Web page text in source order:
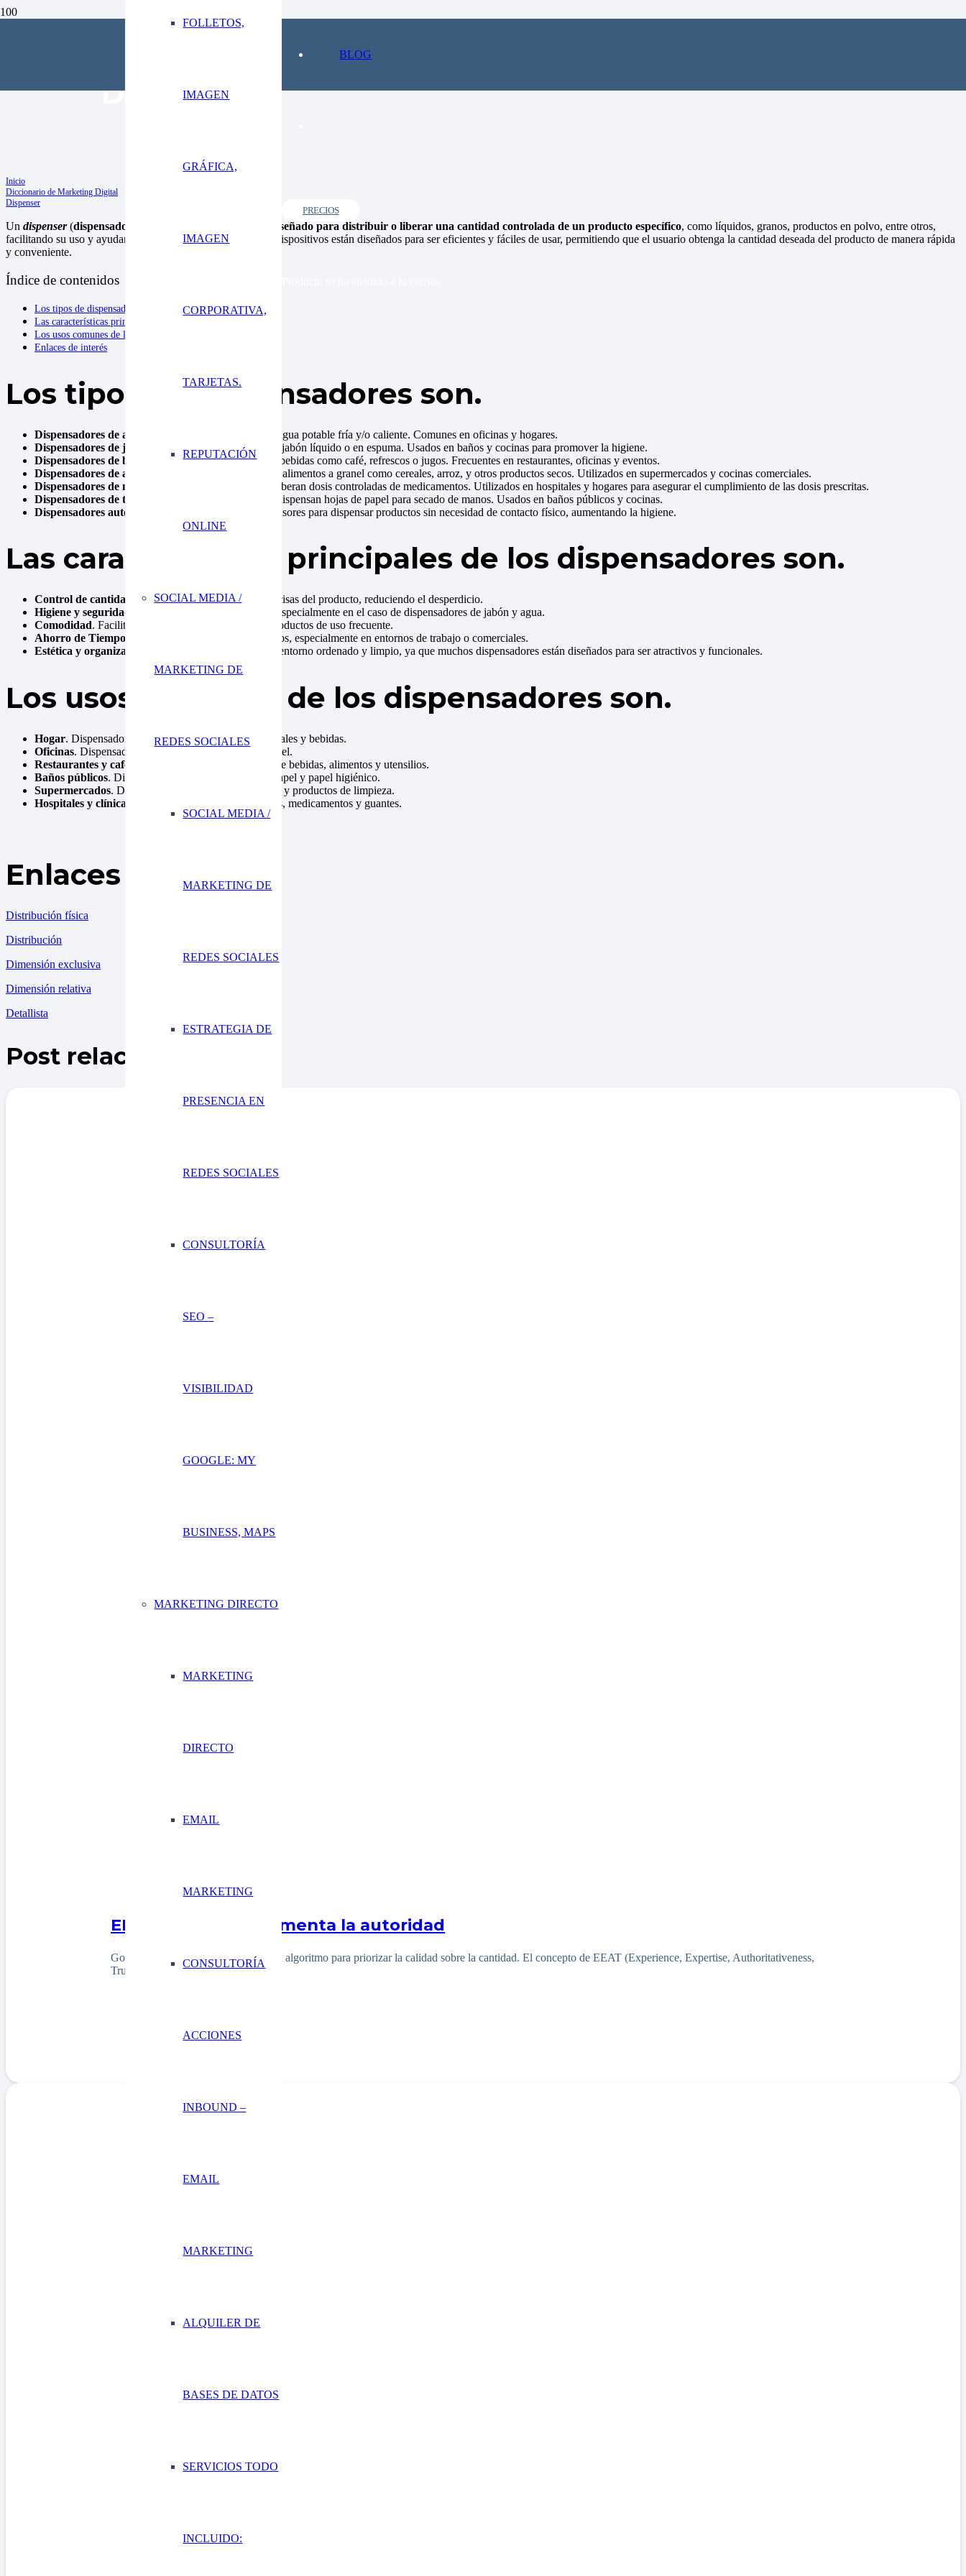
FOLLETOS,
IMAGEN
GRÁFICA,
IMAGEN
CORPORATIVA,
TARJETAS.
REPUTACIÓN
ONLINE
SOCIAL MEDIA /
MARKETING DE
REDES SOCIALES
SOCIAL MEDIA /
MARKETING DE
REDES SOCIALES
ESTRATEGIA DE
PRESENCIA EN
REDES SOCIALES
CONSULTORÍA
SEO –
VISIBILIDAD
GOOGLE: MY
BUSINESS, MAPS
MARKETING DIRECTO
MARKETING
DIRECTO
EMAIL
MARKETING
CONSULTORÍA
ACCIONES
INBOUND –
EMAIL
MARKETING
ALQUILER DE
BASES DE DATOS
SERVICIOS TODO
INCLUIDO:
BLOG
PRECIOS
Dispenser
Inicio
Diccionario de Marketing Digital
Dispenser
Un dispenser(dispensador dispositivo diseñado para distribuir o liberar una cantidad controlada de un producto específico, como líquidos, granos, productos en polvo, entre otros,
facilitando su uso y ayudando a evitar el desperdicio. Estos dispositivos están diseñados para ser eficientes y fáciles de usar, permitiendo que el usuario obtenga la cantidad deseada del producto de manera rápida
y conveniente.
Índice de contenidos
Los tipos de dispensadores son.
Las características principales de los dispensadores son.
Los usos comunes de los dispensadores son.
Enlaces de interés
Los tipos de dispensadores son.
Dispensadores de agua
. Aparatos que proporcionan agua potable fría y/o caliente. Comunes en oficinas y hogares.
Dispensadores de jabón
. Dispositivos que dispensan jabón líquido o en espuma. Usados en baños y cocinas para promover la higiene.
Dispensadores de bebidas
. Máquinas que dispensan bebidas como café, refrescos o jugos. Frecuentes en restaurantes, oficinas y eventos.
Dispensadores de alimentos
. Aparatos para distribuir alimentos a granel como cereales, arroz, y otros productos secos. Utilizados en supermercados y cocinas comerciales.
Dispensadores de medicamentos
. Dispositivos que liberan dosis controladas de medicamentos. Utilizados en hospitales y hogares para asegurar el cumplimiento de las dosis prescritas.
Dispensadores de toallas de papel
**. Aparatos que dispensan hojas de papel para secado de manos. Usados en baños públicos y cocinas.
Dispensadores automáticos
. Equipos que utilizan sensores para dispensar productos sin necesidad de contacto físico, aumentando la higiene.
Las características principales de los dispensadores son.
Control de cantidad
. Permiten liberar cantidades precisas del producto, reduciendo el desperdicio.
Higiene y seguridad
. Ayudan a mantener la higiene, especialmente en el caso de dispensadores de jabón y agua.
Comodidad. Facilitan el acceso rápido y sencillo a productos de uso frecuente.
Ahorro de Tiempo . Agilizan la obtención de productos, especialmente en entornos de trabajo o comerciales.
Estética y organización
. Contribuyen a mantener un entorno ordenado y limpio, ya que muchos dispensadores están diseñados para ser atractivos y funcionales.
Los usos comunes de los dispensadores son.
Hogar. Dispensadores de jabón, pasta de dientes, cereales y bebidas.
Oficinas. Dispensadores de agua, café y toallas de papel.
Restaurantes y cafeterías
. Máquinas dispensadoras de bebidas, alimentos y utensilios.
Baños públicos. Dispensadores de jabón, toallas de papel y papel higiénico.
Supermercados. Dispensadores de alimentos a granel y productos de limpieza.
Hospitales y clínicas
. Dispensadores de desinfectantes, medicamentos y guantes.
Enlaces de interés
Distribución física
Distribución
Dimensión exclusiva
Dimensión relativa
Detallista
Post relacionados
EEAT: mejóralo y aumenta la autoridad
Google evoluciona constantemente su algoritmo para priorizar la calidad sobre la cantidad. El concepto de EEAT (Experience, Expertise, Authoritativeness,
Trustworthiness)…